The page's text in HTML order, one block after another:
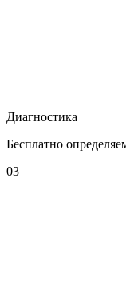
Диагностика
Бесплатно
03